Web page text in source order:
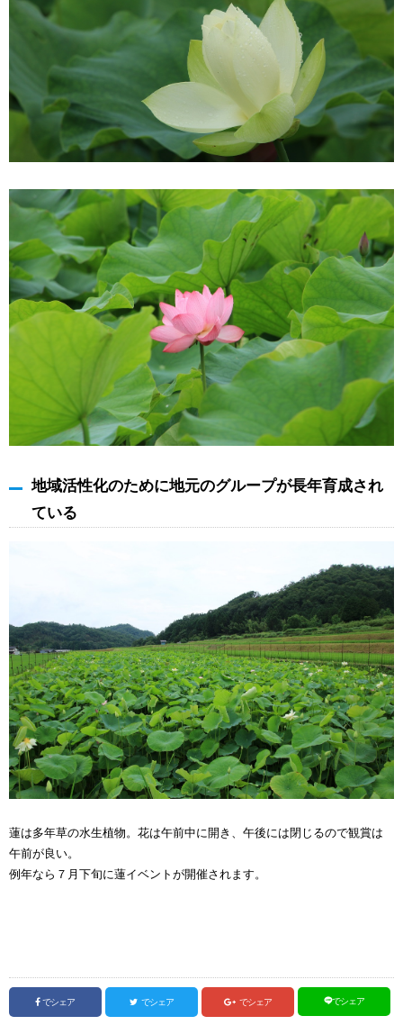
地域活性化のために地元のグループが長年育成され
ている
蓮は多年草の水生植物。花は午前中に開き、午後には閉じるので観賞は
午前が良い。
例年なら７月下旬に蓮イベントが開催されます。
でシェア でシェア でシェア でシェア